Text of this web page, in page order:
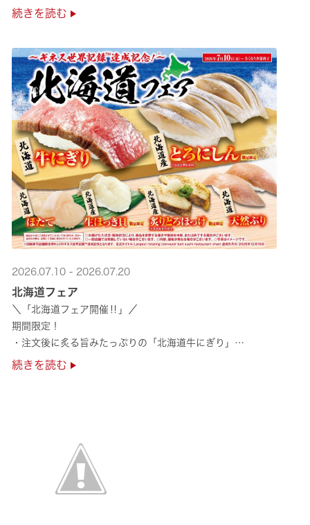
絶品のかにを味わいつくせる！🦀
ぜひくら寿司へお越しください！✨
続きを読む
2026.07.10 - 2026.07.20
北海道フェア
＼「北海道フェア開催‼」／
期間限定！
・注文後に炙る旨みたっぷりの「北海道牛にぎり」
・濃厚な甘みの「北海道ほたて」
続きを読む